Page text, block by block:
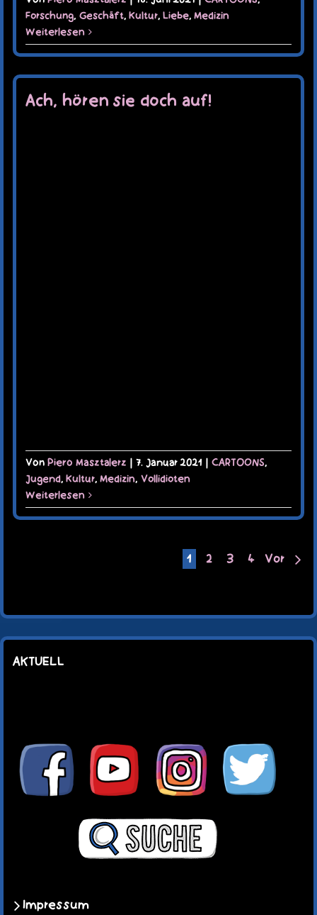
Forschung, Geschäft, Kultur, Liebe, Medizin
Weiterlesen
Ach, hören sie doch auf!
Von Piero Masztalerz | 7. Januar 2021 | CARTOONS,
Jugend, Kultur, Medizin, Vollidioten
Weiterlesen
1 2 3 4 Vor
AKTUELL
Impressum